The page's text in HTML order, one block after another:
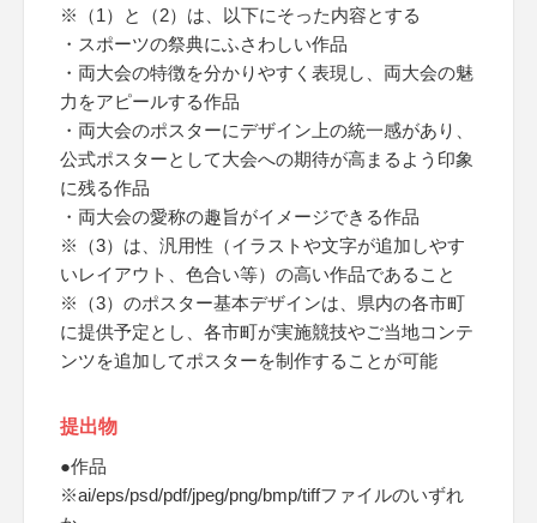
※（1）と（2）は、以下にそった内容とする
・スポーツの祭典にふさわしい作品
・両大会の特徴を分かりやすく表現し、両大会の魅
力をアピールする作品
・両大会のポスターにデザイン上の統一感があり、
公式ポスターとして大会への期待が高まるよう印象
に残る作品
・両大会の愛称の趣旨がイメージできる作品
※（3）は、汎用性（イラストや文字が追加しやす
いレイアウト、色合い等）の高い作品であること
※（3）のポスター基本デザインは、県内の各市町
に提供予定とし、各市町が実施競技やご当地コンテ
ンツを追加してポスターを制作することが可能
提出物
●作品
※ai/eps/psd/pdf/jpeg/png/bmp/tiffファイルのいずれ